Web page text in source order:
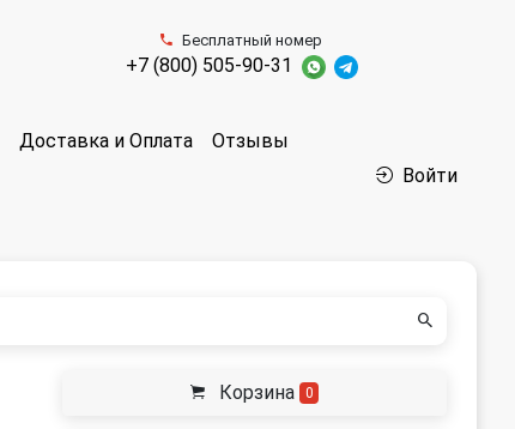
Бесплатный номер
+7 (800) 505-90-31
Доставка и Оплата Отзывы
Войти
Корзина 0